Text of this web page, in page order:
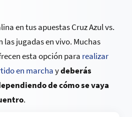
en tus apuestas Cruz Azul vs.
las jugadas en vivo. Muchas
esta opción para realizar
en marchaydeberás
de cómo se vaya
.